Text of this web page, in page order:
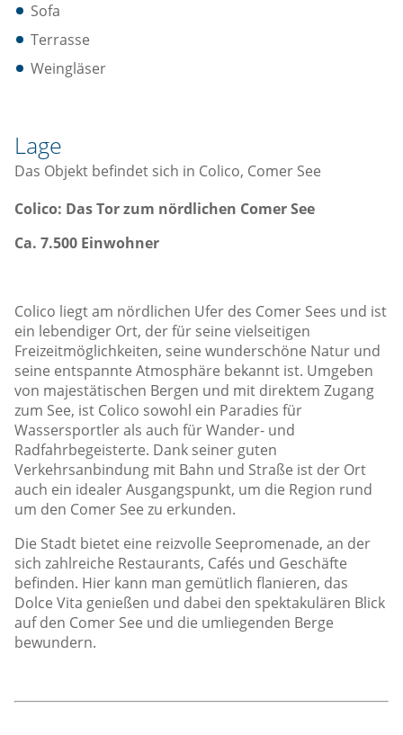
Sofa
Terrasse
Weingläser
Lage
Das Objekt befindet sich in Colico, Comer See
Colico: Das Tor zum nördlichen Comer See
Ca. 7.500 Einwohner
Colico liegt am nördlichen Ufer des Comer Sees und ist
ein lebendiger Ort, der für seine vielseitigen
Freizeitmöglichkeiten, seine wunderschöne Natur und
seine entspannte Atmosphäre bekannt ist. Umgeben
von majestätischen Bergen und mit direktem Zugang
zum See, ist Colico sowohl ein Paradies für
Wassersportler als auch für Wander- und
Radfahrbegeisterte. Dank seiner guten
Verkehrsanbindung mit Bahn und Straße ist der Ort
auch ein idealer Ausgangspunkt, um die Region rund
um den Comer See zu erkunden.
Die Stadt bietet eine reizvolle Seepromenade, an der
sich zahlreiche Restaurants, Cafés und Geschäfte
befinden. Hier kann man gemütlich flanieren, das
Dolce Vita genießen und dabei den spektakulären Blick
auf den Comer See und die umliegenden Berge
bewundern.